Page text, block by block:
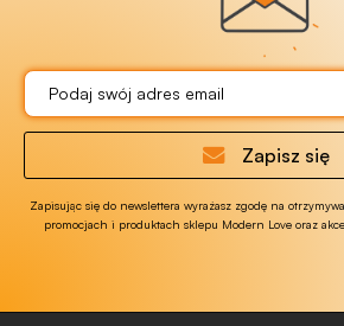
Zapisz się
Zapisując się do newslettera wyrażasz zgodę na
promocjach i produktach sklepu Modern Love oraz